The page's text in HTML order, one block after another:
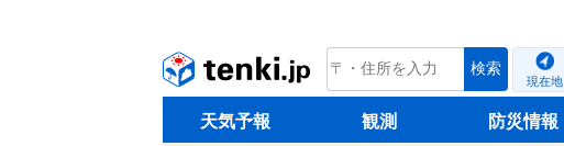
tenki.jp 検索
現在地
天気予報 観測 防災情報